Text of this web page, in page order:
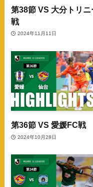
第38節 VS 大分トリニ
戦
2024年11月11日
第36節 VS 愛媛FC戦
2024年10月28日